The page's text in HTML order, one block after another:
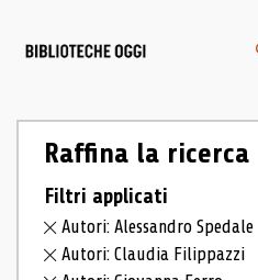
Raffina la ricerca
Filtri applicati
Autori: Alessandro Spedale
Autori: Claudia Filippazzi